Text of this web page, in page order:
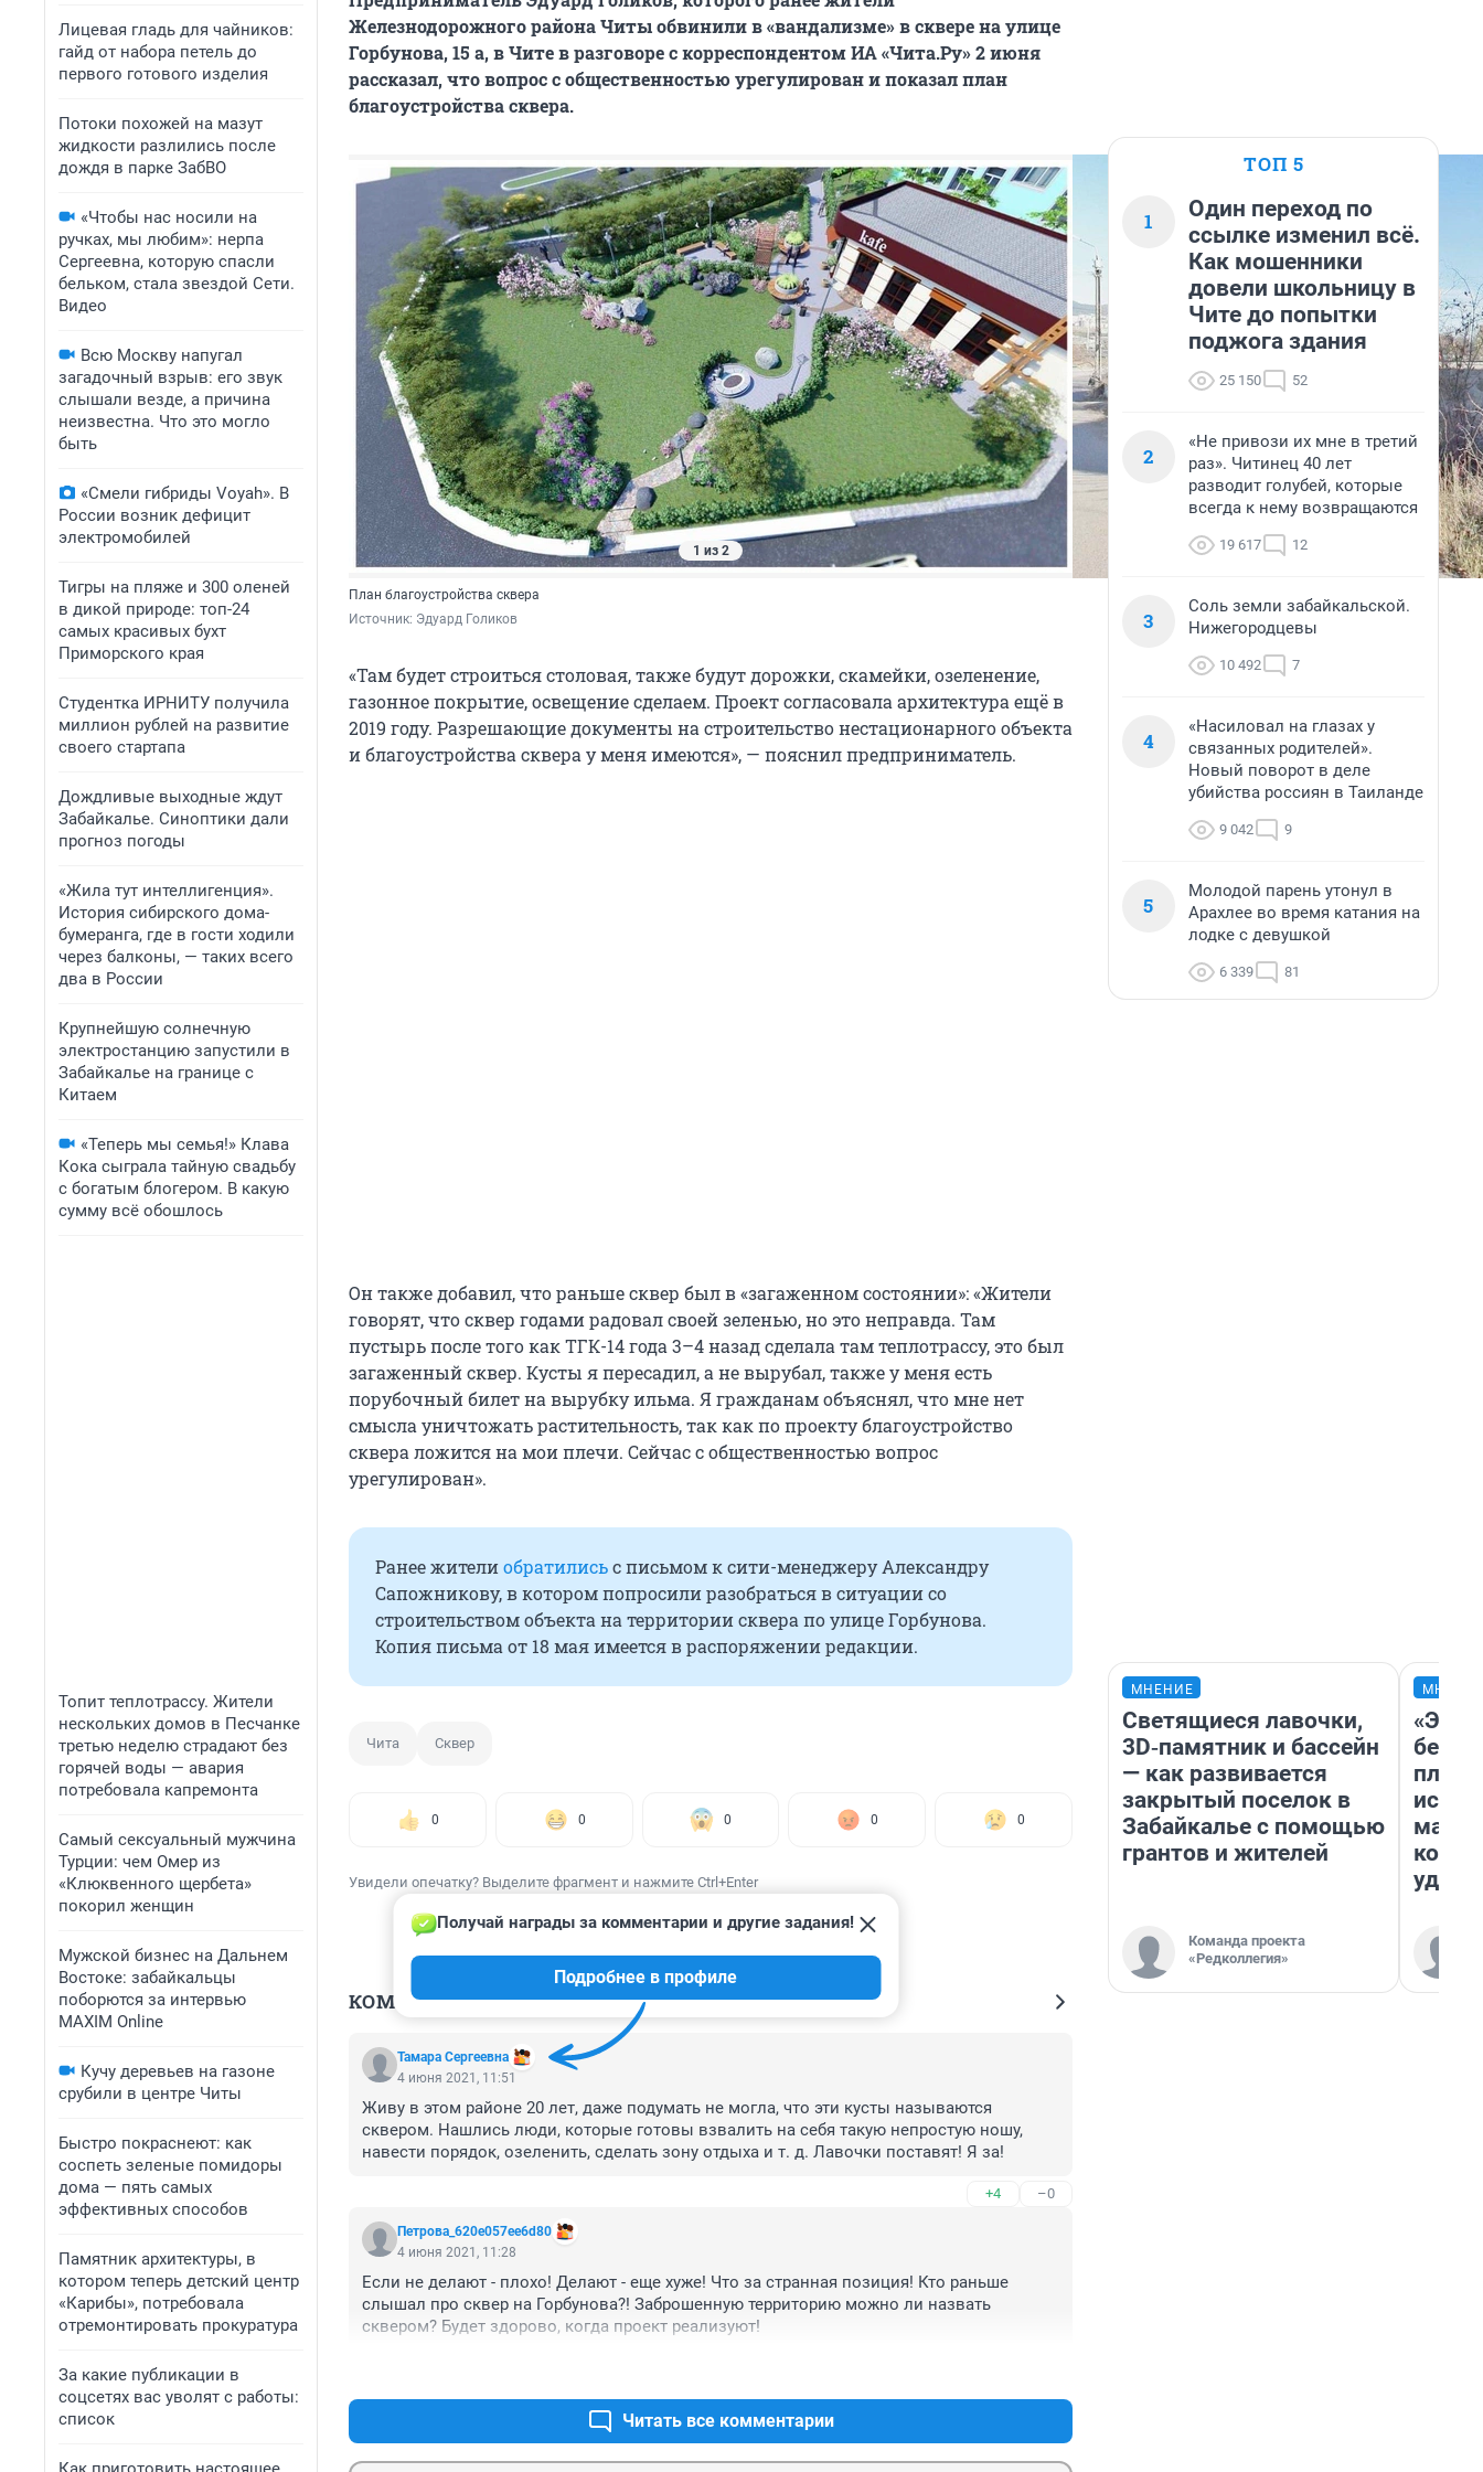
Лицевая гладь для чайников:
гайд от набора петель до
первого готового изделия
Потоки похожей на мазут
жидкости разлились после
дождя в парке ЗабВО
«Чтобы нас носили на
ручках, мы любим»: нерпа
Сергеевна, которую спасли
бельком, стала звездой Сети.
Видео
Всю Москву напугал
загадочный взрыв: его звук
слышали везде, а причина
неизвестна. Что это могло
быть
«Смели гибриды Voyah». В
России возник дефицит
электромобилей
Тигры на пляже и 300 оленей
в дикой природе: топ-24
самых красивых бухт
Приморского края
Студентка ИРНИТУ получила
миллион рублей на развитие
своего стартапа
Дождливые выходные ждут
Забайкалье. Синоптики дали
прогноз погоды
«Жила тут интеллигенция».
История сибирского дома-
бумеранга, где в гости ходили
через балконы, — таких всего
два в России
Крупнейшую солнечную
электростанцию запустили в
Забайкалье на границе с
Китаем
«Теперь мы семья!» Клава
Кока сыграла тайную свадьбу
с богатым блогером. В какую
сумму всё обошлось
Топит теплотрассу. Жители
нескольких домов в Песчанке
третью неделю страдают без
горячей воды — авария
потребовала капремонта
Самый сексуальный мужчина
Турции: чем Омер из
«Клюквенного щербета»
покорил женщин
Мужской бизнес на Дальнем
Востоке: забайкальцы
поборются за интервью
MAXIM Online
Кучу деревьев на газоне
срубили в центре Читы
Быстро покраснеют: как
соспеть зеленые помидоры
дома — пять самых
эффективных способов
Памятник архитектуры, в
котором теперь детский центр
«Карибы», потребовала
отремонтировать прокуратура
За какие публикации в
соцсетях вас уволят с работы:
список
Железнодорожного района Читы обвинили в «вандализме» в сквере на улице
Горбунова, 15 а, в Чите в разговоре с корреспондентом ИА «Чита.Ру» 2 июня
рассказал, что вопрос с общественностью урегулирован и показал план
благоустройства сквера.
1 из 2
План благоустройства сквера
Источник: Эдуард Голиков
«Там будет строиться столовая, также будут дорожки, скамейки, озеленение,
газонное покрытие, освещение сделаем. Проект согласовала архитектура ещё в
2019 году. Разрешающие документы на строительство нестационарного объекта
и благоустройства сквера у меня имеются», — пояснил предприниматель.
Он также добавил, что раньше сквер был в «загаженном состоянии»: «Жители
говорят, что сквер годами радовал своей зеленью, но это неправда. Там
пустырь после того как ТГК-14 года 3–4 назад сделала там теплотрассу, это был
загаженный сквер. Кусты я пересадил, а не вырубал, также у меня есть
порубочный билет на вырубку ильма. Я гражданам объяснял, что мне нет
смысла уничтожать растительность, так как по проекту благоустройство
сквера ложится на мои плечи. Сейчас с общественностью вопрос
урегулирован».
Ранее жителиобратилисьс письмом к сити-менеджеру Александру
Сапожникову, в котором попросили разобраться в ситуации со
строительством объекта на территории сквера по улице Горбунова.
Копия письма от 18 мая имеется в распоряжении редакции.
Чита Сквер
0 0 0 0 0
Увидели опечатку? Выделите фрагмент и нажмите Ctrl+Enter
КОММЕНТАРИИ 9
Тамара Сергеевна
Получай награды за комментарии и другие задания!
Подробнее в профиле
4 июня 2021, 11:51
Живу в этом районе 20 лет, даже подумать не могла, что эти кусты называются
сквером. Нашлись люди, которые готовы взвалить на себя такую непростую ношу,
навести порядок, озеленить, сделать зону отдыха и т. д. Лавочки поставят! Я за!
+4 –0
Петрова_620e057ee6d80
4 июня 2021, 11:28
Если не делают - плохо! Делают - еще хуже! Что за странная позиция! Кто раньше
слышал про сквер на Горбунова?! Заброшенную территорию можно ли назвать
сквером? Будет здорово, когда проект реализуют!
Читать все комментарии
ТОП 5
1
Один переход по
ссылке изменил всё.
Как мошенники
довели школьницу в
Чите до попытки
поджога здания
25 150 52
2
«Не привози их мне в третий
раз». Читинец 40 лет
разводит голубей, которые
всегда к нему возвращаются
19 617 12
3
Соль земли забайкальской.
Нижегородцевы
10 492 7
4
«Насиловал на глазах у
связанных родителей».
Новый поворот в деле
убийства россиян в Таиланде
9 042 9
5
Молодой парень утонул в
Арахлее во время катания на
лодке с девушкой
6 339 81
МНЕНИЕ
Светящиеся лавочки,
3D‑памятник и бассейн
— как развивается
закрытый поселок в
Забайкалье с помощью
грантов и жителей
Команда проекта
«Редколлегия»
«Это